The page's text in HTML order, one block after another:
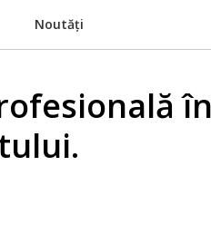
Noutăți